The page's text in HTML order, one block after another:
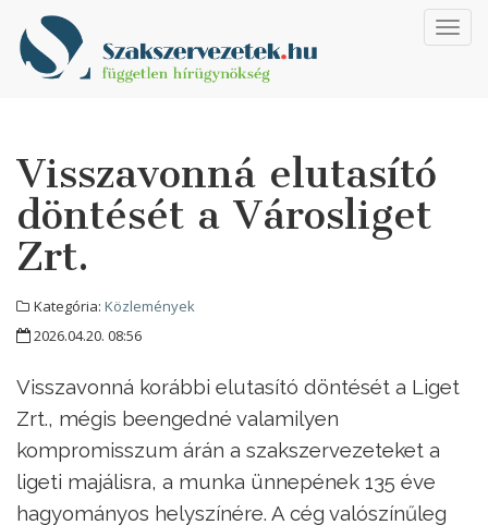
Visszavonná elutasító
döntését a Városliget
Zrt.
Kategória: Közlemények
2026.04.20. 08:56
Visszavonná korábbi elutasító döntését a Liget
Zrt., mégis beengedné valamilyen
kompromisszum árán a szakszervezeteket a
ligeti majálisra, a munka ünnepének 135 éve
hagyományos helyszínére. A cég valószínűleg